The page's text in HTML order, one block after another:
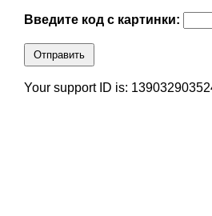
Введите код с картинки:
Отправить
Your support ID is: